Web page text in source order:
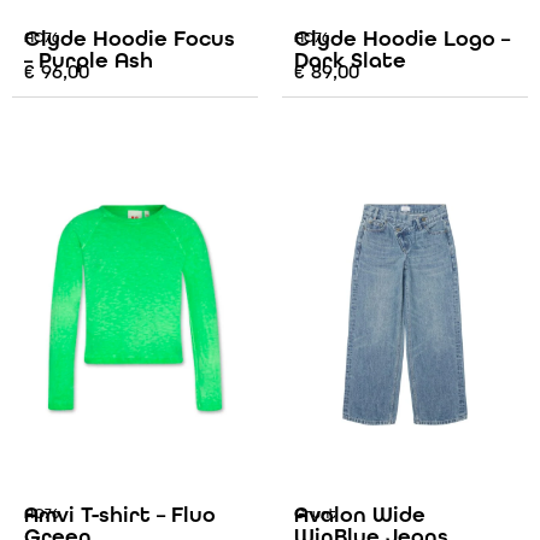
AO76
Clyde Hoodie Focus
– Purple Ash
€ 96,00
AO76
Clyde Hoodie Logo –
Dark Slate
€89,00
AO76
Amvi T-shirt – Fluo
Grunt
Avalon Wide